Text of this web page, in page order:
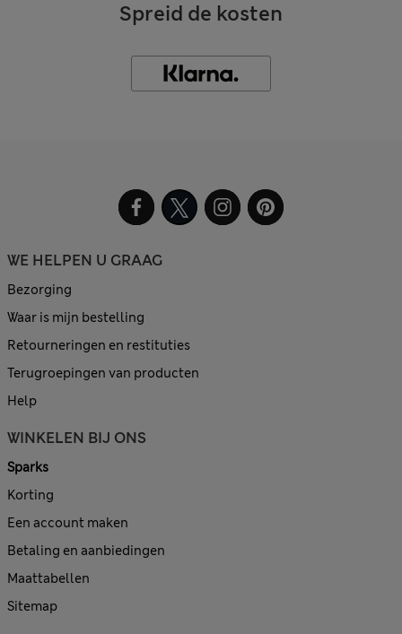
Spreid de kosten
WE HELPEN U GRAAG
Bezorging
Waar is mijn bestelling
Retourneringen en restituties
Terugroepingen van producten
Help
WINKELEN BIJ ONS
Sparks
Korting
Een account maken
Betaling en aanbiedingen
Maattabellen
Sitemap